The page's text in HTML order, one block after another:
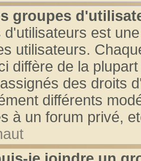
groupes
d'utilisateurs est
utilisateurs.
diffère de la
des droits
différents
à un forum privé,